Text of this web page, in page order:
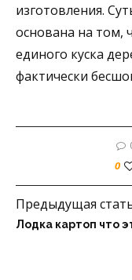
изготовления.
основана на том,
единого куска
фактически
0
Предыдущая
Лодка картоп что